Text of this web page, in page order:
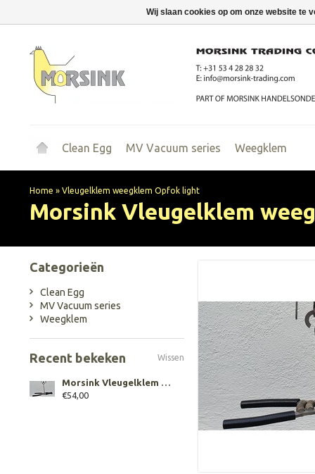
Clean Egg MV Vacuum series Weegklem
Home » Vleugelklem weegklem Opfok light
Morsink Vleugelklem
Categorieën
Clean Egg
MV Vacuum series
Weegklem
Recent bekeken Wissen
Morsink Vleugelklem weegklem opfok light
€54,00
Wij slaan cookies op om onze website te